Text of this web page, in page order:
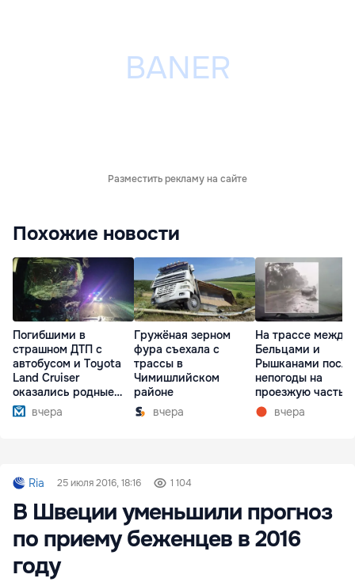
Разместить рекламу на сайте
Похожие новости
Погибшими в
страшном ДТП с
автобусом и Toyota
Land Cruiser
оказались родные
братьявчера
Гружёная зерном
фура съехала с
трассы в
Чимишлийском
районе
вчера
На трассе между
Бельцами и
Рышканами после
непогоды на
проезжую часть
упали деревья
вчера
Ria 25 июля 2016, 18:16 1 104
В Швеции уменьшили прогноз
по приему беженцев в 2016
году